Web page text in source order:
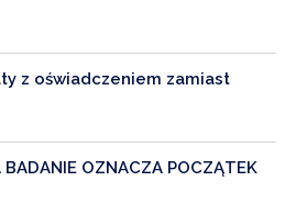
z oświadczeniem zamiast
BADANIE OZNACZA POCZĄTEK